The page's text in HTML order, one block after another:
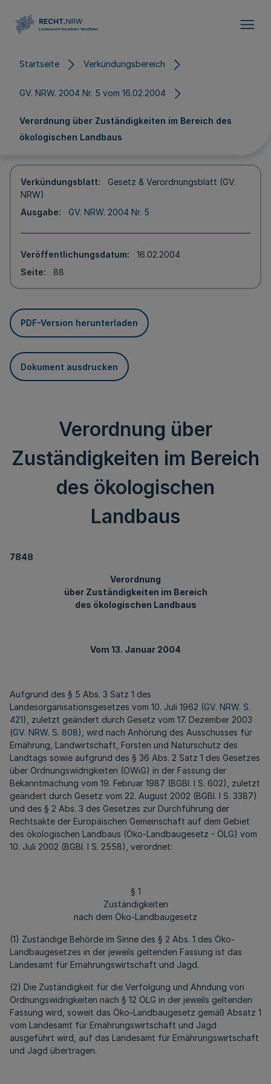
Startseite Verkündungsbereich
GV. NRW. 2004 Nr. 5 vom 16.02.2004
Verordnung über Zuständigkeiten im Bereich des
ökologischen Landbaus
Verkündungsblatt
Gesetz & Verordnungsblatt (GV.
NRW)
Ausgabe
GV. NRW. 2004 Nr. 5
Veröffentlichungsdatum
16.02.2004
Seite
88
PDF-Version herunterladen
Dokument ausdrucken
Verordnung über
Zuständigkeiten im Bereich
des ökologischen
Landbaus
7848
Verordnung
über Zuständigkeiten im Bereich
des ökologischen Landbaus
Vom 13. Januar 2004
Aufgrund des § 5 Abs. 3 Satz 1 des
Landesorganisationsgesetzes vom 10. Juli 1962 (GV. NRW. S.
421), zuletzt geändert durch Gesetz vom 17. Dezember 2003
(GV. NRW. S. 808), wird nach Anhörung des Ausschusses für
Ernährung, Landwirtschaft, Forsten und Naturschutz des
Landtags sowie aufgrund des § 36 Abs. 2 Satz 1 des Gesetzes
über Ordnungswidrigkeiten (OWiG) in der Fassung der
Bekanntmachung vom 19. Februar 1987 (BGBl. I S. 602), zuletzt
geändert durch Gesetz vom 22. August 2002 (BGBl. I S. 3387)
und des § 2 Abs. 3 des Gesetzes zur Durchführung der
Rechtsakte der Europäischen Gemeinschaft auf dem Gebiet
des ökologischen Landbaus (Öko-Landbaugesetz - ÖLG) vom
10. Juli 2002 (BGBl. I S. 2558), verordnet:
§ 1
Zuständigkeiten
nach dem Öko-Landbaugesetz
(1) Zuständige Behörde im Sinne des § 2 Abs. 1 des Öko-
Landbaugesetzes in der jeweils geltenden Fassung ist das
Landesamt für Ernährungswirtschaft und Jagd.
(2) Die Zuständigkeit für die Verfolgung und Ahndung von
Ordnungswidrigkeiten nach § 12 ÖLG in der jeweils geltenden
Fassung wird, soweit das Öko-Landbaugesetz gemäß Absatz 1
vom Landesamt für Ernährungswirtschaft und Jagd
ausgeführt wird, auf das Landesamt für Ernährungswirtschaft
und Jagd übertragen.